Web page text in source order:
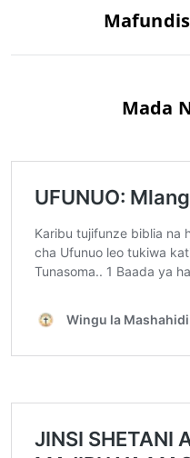
Mada